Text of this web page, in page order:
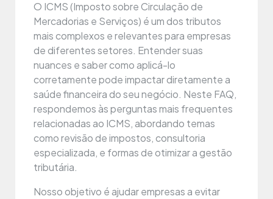
O ICMS (Imposto sobre Circulação de
Mercadorias e Serviços) é um dos tributos
mais complexos e relevantes para empresas
de diferentes setores. Entender suas
nuances e saber como aplicá-lo
corretamente pode impactar diretamente a
saúde financeira do seu negócio. Neste FAQ,
respondemos às perguntas mais frequentes
relacionadas ao ICMS, abordando temas
como revisão de impostos, consultoria
especializada, e formas de otimizar a gestão
tributária.
Nosso objetivo é ajudar empresas a evitar